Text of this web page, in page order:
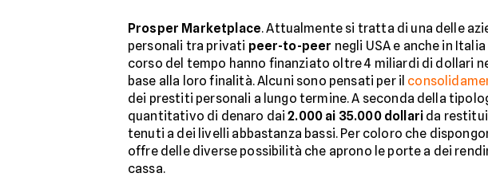
Prosper Marketplace. Attualmente si tratta di una delle
personali tra privati peer-to-peer negli USA e anche in
corso del tempo hanno finanziato oltre 4 miliardi di dollari
base alla loro finalità. Alcuni sono pensati per il
dei prestiti personali a lungo termine. A seconda della
quantitativo di denaro dai2.000 ai 35.000 dollari da
tenuti a dei livelli abbastanza bassi. Per coloro che
offre delle diverse possibilità che aprono le porte a dei
cassa.